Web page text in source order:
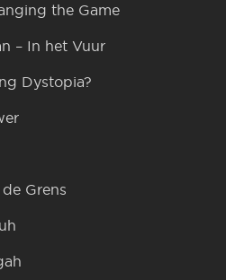
the Game
– In het Vuur
Dystopia?
Grens